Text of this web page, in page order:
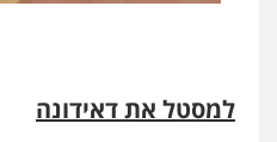
למסטל את דאידונה